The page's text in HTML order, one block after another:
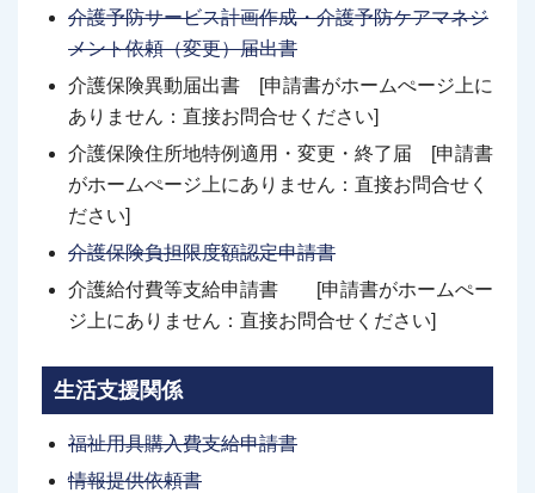
介護予防サービス計画作成・介護予防ケアマネジ
メント依頼（変更）届出書
介護保険異動届出書 [申請書がホームぺージ上に
ありません：直接お問合せください]
介護保険住所地特例適用・変更・終了届 [申請書
がホームぺージ上にありません：直接お問合せく
ださい]
介護保険負担限度額認定申請書
介護給付費等支給申請書 [申請書がホームぺー
ジ上にありません：直接お問合せください]
生活支援関係
福祉用具購入費支給申請書
情報提供依頼書